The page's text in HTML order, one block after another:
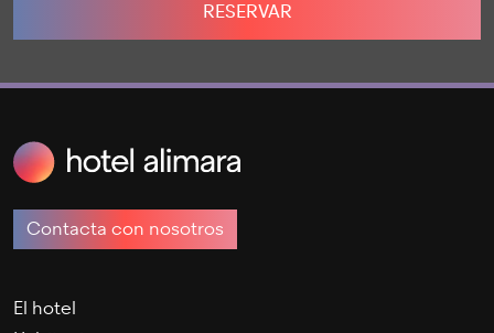
RESERVAR
Contacta con nosotros
El hotel